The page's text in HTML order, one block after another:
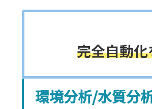
環境分析/水質分